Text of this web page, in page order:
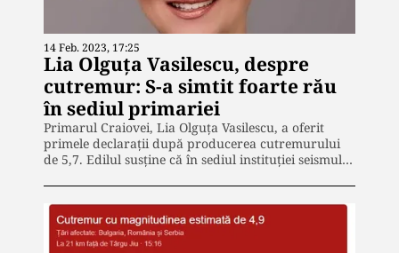
14 Feb. 2023, 17:25
Lia Olguța Vasilescu, despre
cutremur: S-a simtit foarte rău
în sediul primariei
Primarul Craiovei, Lia Olguța Vasilescu, a oferit
primele declarații după producerea cutremurului
de 5,7. Edilul susține că în sediul instituției seismul…